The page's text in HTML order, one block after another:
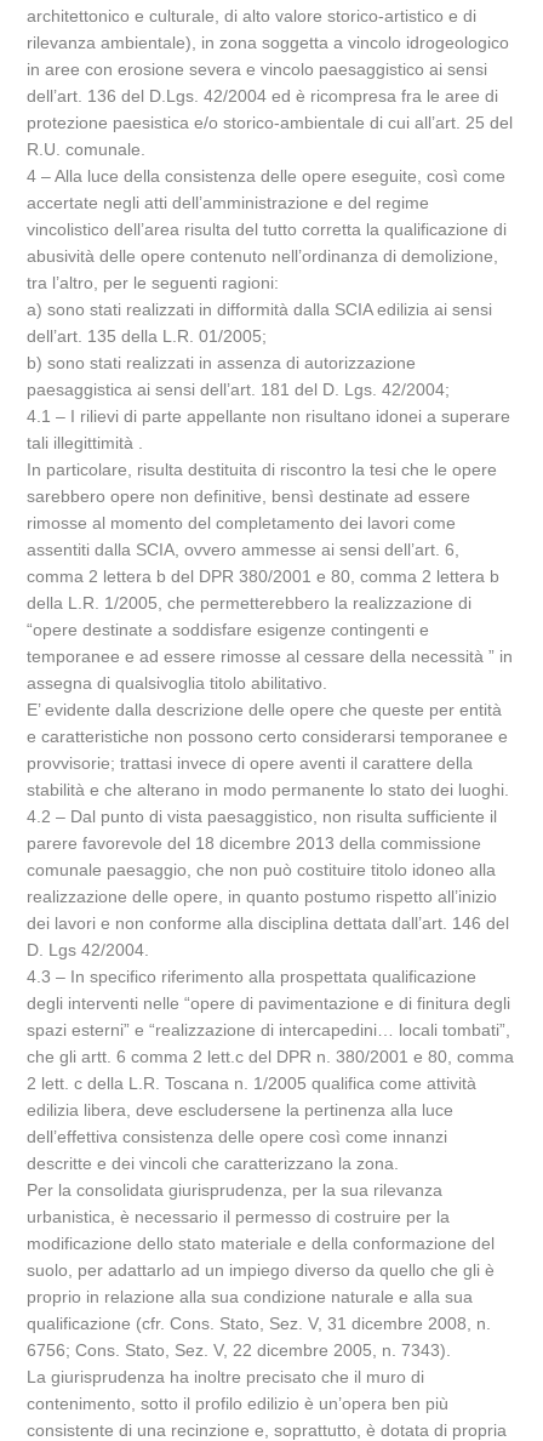
architettonico e culturale, di alto valore storico-artistico e di
rilevanza ambientale), in zona soggetta a vincolo idrogeologico
in aree con erosione severa e vincolo paesaggistico ai sensi
dell’art. 136 del D.Lgs. 42/2004 ed è ricompresa fra le aree di
protezione paesistica e/o storico-ambientale di cui all’art. 25 del
R.U. comunale.
4 – Alla luce della consistenza delle opere eseguite, così come
accertate negli atti dell’amministrazione e del regime
vincolistico dell’area risulta del tutto corretta la qualificazione di
abusività delle opere contenuto nell’ordinanza di demolizione,
tra l’altro, per le seguenti ragioni:
a) sono stati realizzati in difformità dalla SCIA edilizia ai sensi
dell’art. 135 della L.R. 01/2005;
b) sono stati realizzati in assenza di autorizzazione
paesaggistica ai sensi dell’art. 181 del D. Lgs. 42/2004;
4.1 – I rilievi di parte appellante non risultano idonei a superare
tali illegittimità .
In particolare, risulta destituita di riscontro la tesi che le opere
sarebbero opere non definitive, bensì destinate ad essere
rimosse al momento del completamento dei lavori come
assentiti dalla SCIA, ovvero ammesse ai sensi dell’art. 6,
comma 2 lettera b del DPR 380/2001 e 80, comma 2 lettera b
della L.R. 1/2005, che permetterebbero la realizzazione di
“opere destinate a soddisfare esigenze contingenti e
temporanee e ad essere rimosse al cessare della necessità ” in
assegna di qualsivoglia titolo abilitativo.
E’ evidente dalla descrizione delle opere che queste per entità
e caratteristiche non possono certo considerarsi temporanee e
provvisorie; trattasi invece di opere aventi il carattere della
stabilità e che alterano in modo permanente lo stato dei luoghi.
4.2 – Dal punto di vista paesaggistico, non risulta sufficiente il
parere favorevole del 18 dicembre 2013 della commissione
comunale paesaggio, che non può costituire titolo idoneo alla
realizzazione delle opere, in quanto postumo rispetto all’inizio
dei lavori e non conforme alla disciplina dettata dall’art. 146 del
D. Lgs 42/2004.
4.3 – In specifico riferimento alla prospettata qualificazione
degli interventi nelle “opere di pavimentazione e di finitura degli
spazi esterni” e “realizzazione di intercapedini… locali tombati”,
che gli artt. 6 comma 2 lett.c del DPR n. 380/2001 e 80, comma
2 lett. c della L.R. Toscana n. 1/2005 qualifica come attività
edilizia libera, deve escludersene la pertinenza alla luce
dell’effettiva consistenza delle opere così come innanzi
descritte e dei vincoli che caratterizzano la zona.
Per la consolidata giurisprudenza, per la sua rilevanza
urbanistica, è necessario il permesso di costruire per la
modificazione dello stato materiale e della conformazione del
suolo, per adattarlo ad un impiego diverso da quello che gli è
proprio in relazione alla sua condizione naturale e alla sua
qualificazione (cfr. Cons. Stato, Sez. V, 31 dicembre 2008, n.
6756; Cons. Stato, Sez. V, 22 dicembre 2005, n. 7343).
La giurisprudenza ha inoltre precisato che il muro di
contenimento, sotto il profilo edilizio è un’opera ben più
consistente di una recinzione e, soprattutto, è dotata di propria